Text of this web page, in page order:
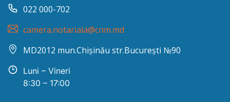
022 000-702
camera.notariala@cnm.md
MD2012 mun.Chișinău str.București №90
Luni – Vineri
8:30 – 17:00